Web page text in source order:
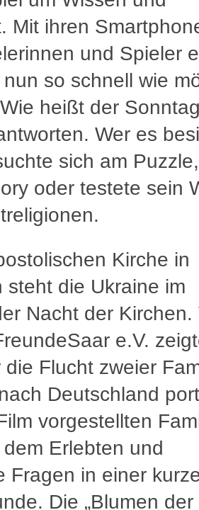
Mit ihren
und Spieler
so schnell wie
heißt der
Wer es
sich am Puzzle,
oder testete sein
Kirche in
steht die Ukraine im
Nacht der Kirchen.
e.V.
die Flucht zweier
Deutschland
vorgestellten
Erlebten und
Fragen in einer
Die „Blumen der